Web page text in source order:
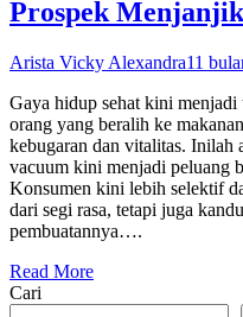
Prospek
Arista Vicky Alexandra11
Gaya hidup sehat kini menjadi
orang yang beralih ke
kebugaran dan vitalitas. Inilah
vacuum kini menjadi peluang
Konsumen kini lebih selektif
dari segi rasa, tetapi juga
pembuatannya….
Read More
Cari